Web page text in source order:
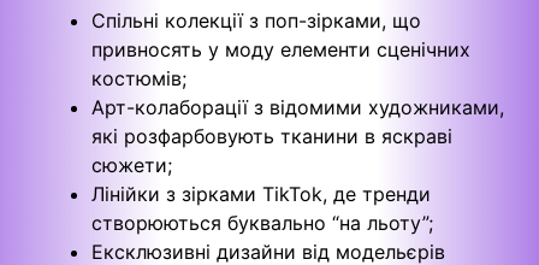
Спільні колекції з поп-зірками, що
привносять у моду елементи сценічних
костюмів;
Арт-колаборації з відомими художниками,
які розфарбовують тканини в яскраві
сюжети;
Лінійки з зірками TikTok, де тренди
створюються буквально “на льоту”;
Ексклюзивні дизайни від модельєрів